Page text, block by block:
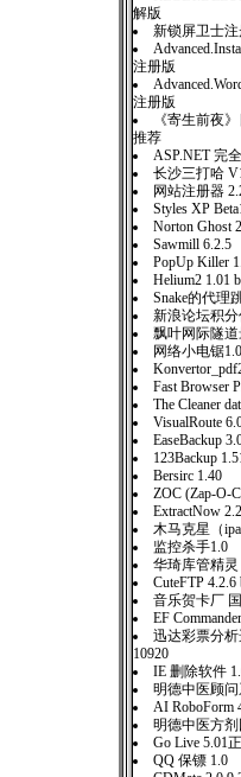
解版
新锁屏卫士注
注册版
注册版
《寄生前夜
推荐
ASP.NET 完
长沙三打哈
网站注册器
Styles XP
Norton Ghost
Sawmill 6.2.5
PopUp Killer
Helium2 1.01
Snake的代理
新浪论坛积
飘叶网际隧
网络小电锯
Fast Browser
The Cleaner
VisualRoute
EaseBackup
123Backup
Bersirc 1.40
ZOC (Zap-O-
ExtractNow
木马克星（
监控杀手1.0
华琦库管精灵
CuteFTP 4.2.6
音乐贺卡厂
EF
迅达彩票分析
10920
IE 删除软件
明德中医顾问
AI RoboForm
明德中医方剂
Go Live 5.01
QQ 保镖 1.0